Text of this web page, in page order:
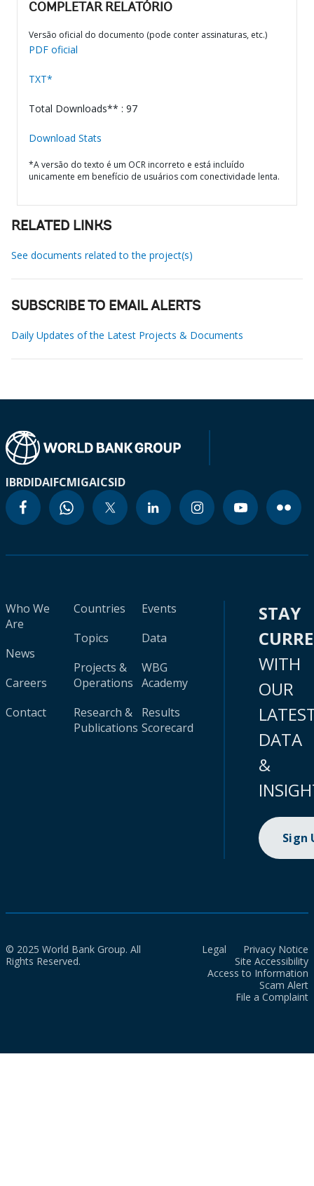
COMPLETAR RELATÓRIO
Versão oficial do documento (pode conter assinaturas, etc.)
PDF oficial
TXT*
Total Downloads** : 97
Download Stats
*A versão do texto é um OCR incorreto e está incluído
unicamente em benefício de usuários com conectividade lenta.
RELATED LINKS
See documents related to the project(s)
SUBSCRIBE TO EMAIL ALERTS
Daily Updates of the Latest Projects & Documents
IBRDIDAIFCMIGAICSID
Who We
Are
News
Careers
Contact
Countries
Topics
Projects &
Operations
Research &
Publications
Events
Data
WBG
Academy
Results
Scorecard
STAY
WITH
OUR
DATA
&
Sign
© 2025 World Bank Group. All
Rights Reserved.
Legal
Privacy Notice
Site Accessibility
Access to Information
Scam Alert
File a Complaint